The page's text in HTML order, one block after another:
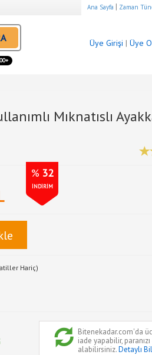
Ana Sayfa | Zaman
Üye Girişi | Üye
Mıknatıslı
% 32
İNDİRİM
Hariç)
Bitenekadar.com'da
iade yapabilir,
alabilirsiniz.Detaylı